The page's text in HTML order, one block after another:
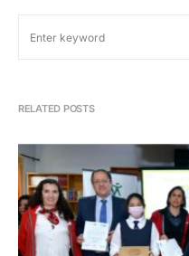
RELATED POSTS